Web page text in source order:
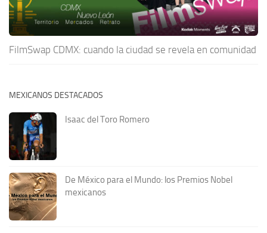
FilmSwap CDMX: cuando la ciudad se revela en comunidad
MEXICANOS DESTACADOS
Isaac del Toro Romero
De México para el Mundo: los Premios Nobel
mexicanos